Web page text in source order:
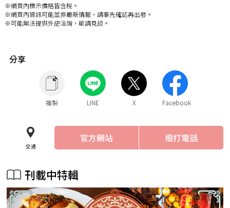
※網頁內標示價格皆含稅。
※網頁內資訊可能並非最新情報，請事先確認再出發。
※可能無法提供外語洽詢，敬請見諒。
分享
複製 LINE X Facebook
交通
官方網站 撥打電話
刊載中特輯